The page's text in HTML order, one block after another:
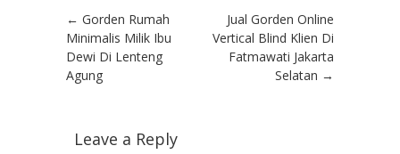
Post navigation
← Gorden Rumah
Minimalis Milik Ibu
Dewi Di Lenteng
Agung
Jual Gorden Online
Vertical Blind Klien Di
Fatmawati Jakarta
Selatan →
Leave a Reply